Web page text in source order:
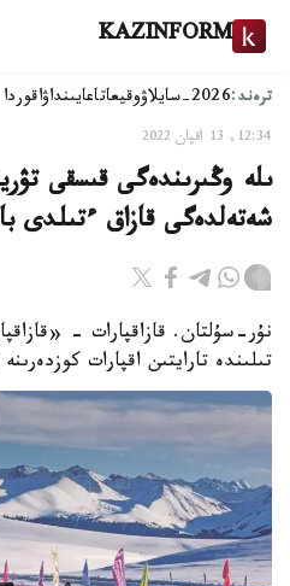
KAZINFORM
ترەند:2026-سايلاۋ وقيعاتاعايىنداۋاقوردا
12:34, 13 اقپان 2022
ىلە وڭىرىندەگى قىسقى
شەتەلدەگى قازاق ءتىلدى
نۇر-سۇلتان. قازاقپارات -
تىلىندە تارايتىن اقپارات